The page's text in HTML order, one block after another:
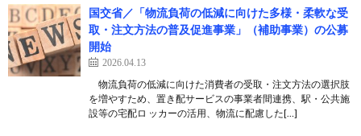
国交省／「物流負荷の低減に向けた多様・柔軟な受
取・注文方法の普及促進事業」（補助事業）の公募
開始
2026.04.13
物流負荷の低減に向けた消費者の受取・注文方法の選択肢
を増やすため、置き配サービスの事業者間連携、駅・公共施
設等の宅配ロ ッカーの活用、物流に配慮した[…]